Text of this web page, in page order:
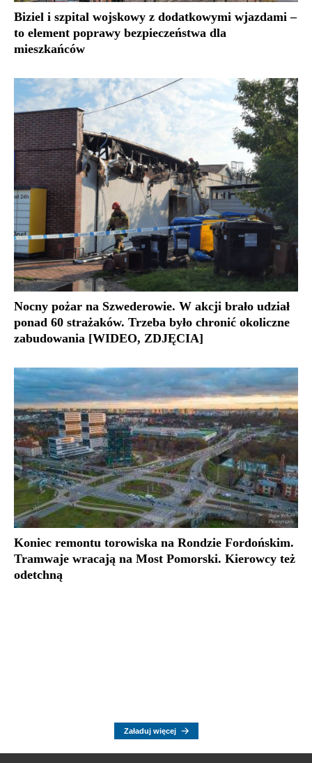
Biziel i szpital wojskowy z dodatkowymi wjazdami –
to element poprawy bezpieczeństwa dla
mieszkańców
Nocny pożar na Szwederowie. W akcji brało udział
ponad 60 strażaków. Trzeba było chronić okoliczne
zabudowania [WIDEO, ZDJĘCIA]
Koniec remontu torowiska na Rondzie Fordońskim.
Tramwaje wracają na Most Pomorski. Kierowcy też
odetchną
Załaduj więcej